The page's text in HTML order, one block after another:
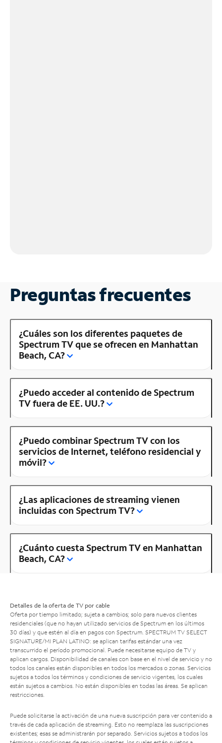
Preguntas frecuentes
¿Cuáles son los diferentes paquetes de
Spectrum TV que se ofrecen en Manhattan
Beach, CA?
¿Puedo acceder al contenido de Spectrum
TV fuera de EE. UU.?
¿Puedo combinar Spectrum TV con los
servicios de Internet, teléfono residencial y
móvil?
¿Las aplicaciones de streaming vienen
incluidas con Spectrum TV?
¿Cuánto cuesta Spectrum TV en Manhattan
Beach, CA?
Detalles de la oferta de TV por cable
Oferta por tiempo limitado; sujeta a cambios; solo para nuevos clientes
residenciales (que no hayan utilizado servicios de Spectrum en los últimos
30 días) y que estén al día en pagos con Spectrum. SPECTRUM TV SELECT
SIGNATURE/MI PLAN LATINO: se aplican tarifas estándar una vez
transcurrido el período promocional. Puede necesitarse equipo de TV y
aplican cargos. Disponibilidad de canales con base en el nivel de servicio y no
todos los canales están disponibles en todos los mercados o zonas. Servicios
sujetos a todos los términos y condiciones de servicio vigentes, los cuales
están sujetos a cambios. No están disponibles en todas las áreas. Se aplican
restricciones.
Puede solicitarse la activación de una nueva suscripción para ver contenido a
través de cada aplicación de streaming. Esto no reemplaza las suscripciones
existentes; esas se administrarán por separado. Servicios sujetos a todos los